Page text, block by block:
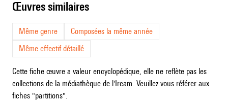
œuvres similaires
Même genre
Composées la même année
Même effectif détaillé
Cette fiche œuvre a valeur encyclopédique, elle ne reflète pas les
collections de la médiathèque de l'Ircam. Veuillez vous référer aux
fiches "partitions".